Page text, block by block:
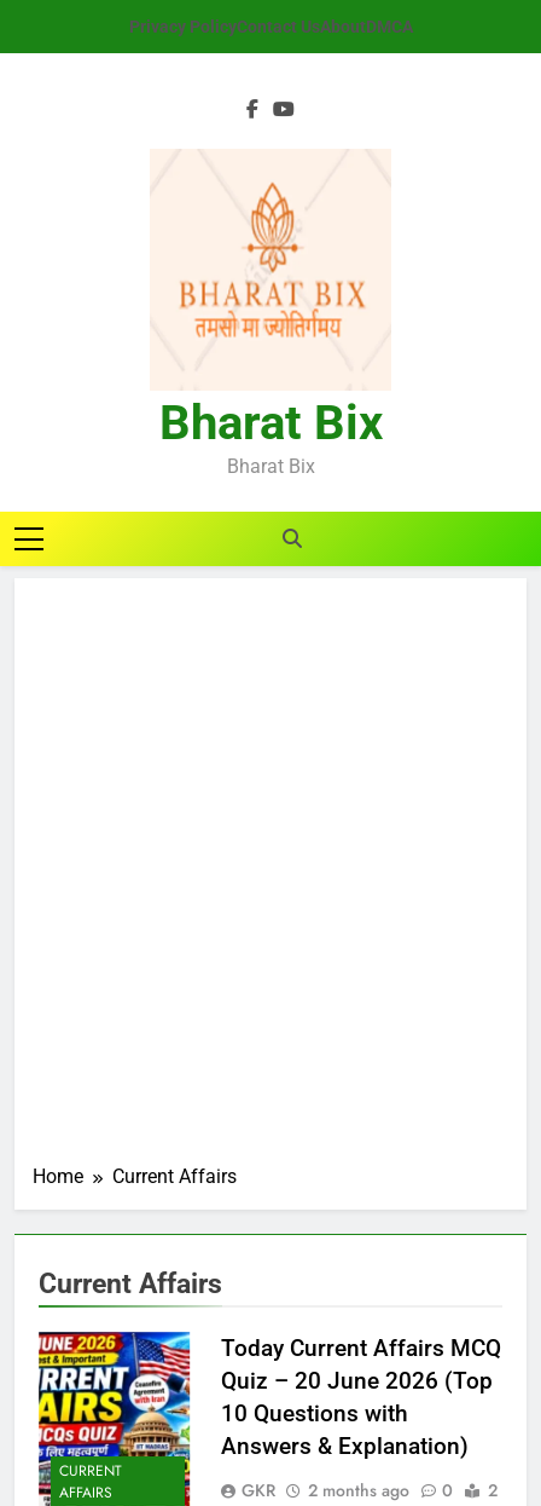
Privacy PolicyContact UsAboutDMCA
Bharat Bix
Bharat Bix
Home Current Affairs
Current Affairs
CURRENT
AFFAIRS
Today Current Affairs MCQ
Quiz – 20 June 2026 (Top
10 Questions with
Answers & Explanation)
GKR 2 months ago 0
2